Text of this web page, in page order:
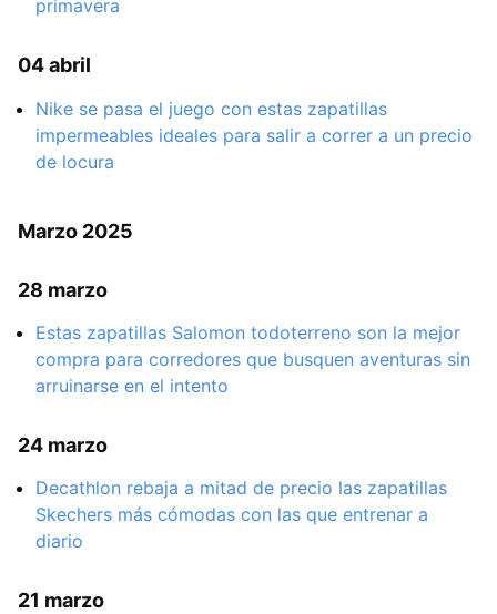
primavera
04 abril
Nike se pasa el juego con estas zapatillas
impermeables ideales para salir a correr a un precio
de locura
Marzo 2025
28 marzo
Estas zapatillas Salomon todoterreno son la mejor
compra para corredores que busquen aventuras sin
arruinarse en el intento
24 marzo
Decathlon rebaja a mitad de precio las zapatillas
Skechers más cómodas con las que entrenar a
diario
21 marzo